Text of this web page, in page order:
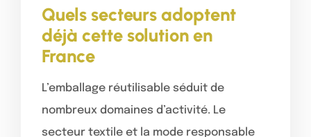
Quels secteurs adoptent
déjà cette solution en
France
L’emballage réutilisable séduit de
nombreux domaines d’activité. Le
secteur textile et la mode responsable